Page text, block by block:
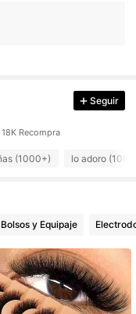
Seguir
18K Recompra
(1000+) lo adoro
Bolsos y Equipaje